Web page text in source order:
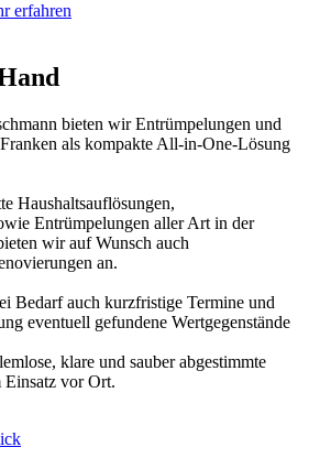
erfahren
bieten wir Entrümpelungen und
als kompakte All-in-One-Lösung
Haushaltsauflösungen,
Entrümpelungen aller Art in der
wir auf Wunsch auch
an.
Bedarf auch kurzfristige Termine und
eventuell gefundene Wertgegenstände
klare und sauber abgestimmte
Einsatz vor Ort.